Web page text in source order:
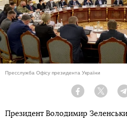
Пресслужба Офісу президента України
Facebook Twitter
Президент Володимир